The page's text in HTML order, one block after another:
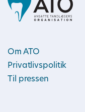
Om ATO
Privatlivspolitik
Til pressen